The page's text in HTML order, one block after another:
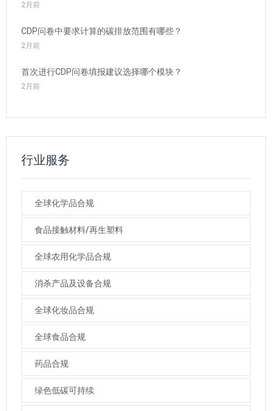
2月前
CDP问卷中要求计算的碳排放范围有哪些？
2月前
首次进行CDP问卷填报建议选择哪个模块？
2月前
行业服务
全球化学品合规
食品接触材料/再生塑料
全球农用化学品合规
消杀产品及设备合规
全球化妆品合规
全球食品合规
药品合规
绿色低碳可持续